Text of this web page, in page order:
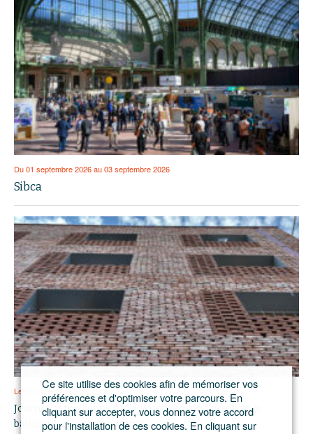
Du 01 septembre 2026 au 03 septembre 2026
Sibca
Le 16 septembre 2026
Journée francilienne de l’économie circulaire dans le
bâtiment et l’aménagement
Ce site utilise des cookies afin de mémoriser vos
préférences et d'optimiser votre parcours. En
cliquant sur accepter, vous donnez votre accord
pour l'installation de ces cookies. En cliquant sur